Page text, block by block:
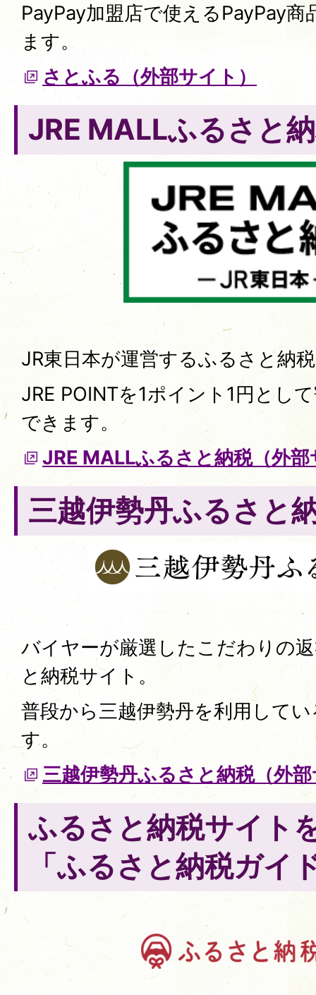
PayPay加盟店で使えるPayPay
ます。
さとふる（外部サイト）
JRE MALLふるさと
JR東日本が運営するふるさと納
JRE POINTを1ポイント1円とし
できます。
JRE MALLふるさと納税（外
三越伊勢丹ふるさと
バイヤーが厳選したこだわりの
と納税サイト。
普段から三越伊勢丹を利用して
す。
三越伊勢丹ふるさと納税（外
ふるさと納税サイト
「ふるさと納税ガイ